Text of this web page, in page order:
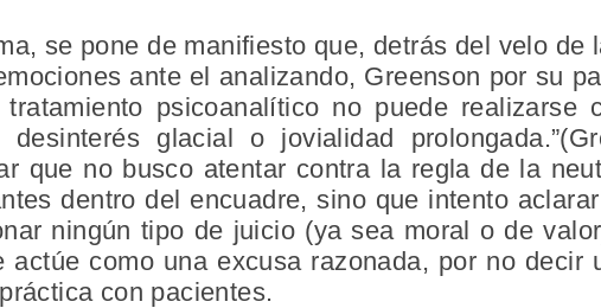
se pone de manifiesto que, detrás del velo de
ante el analizando, Greenson por su
tratamiento psicoanalítico no puede realizarse
desinterés glacial o jovialidad
que no busco atentar contra la regla de la
dentro del encuadre, sino que intento
ningún tipo de juicio (ya sea moral o de
actúe como una excusa razonada, por no decir
con pacientes.